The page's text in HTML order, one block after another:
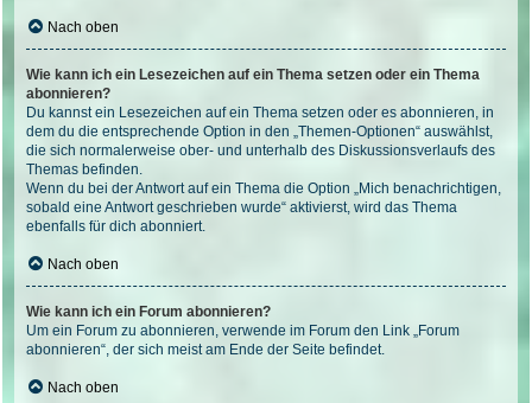
Nach oben
Wie kann ich ein Lesezeichen auf ein Thema setzen oder ein Thema
abonnieren?
Du kannst ein Lesezeichen auf ein Thema setzen oder es abonnieren, in
dem du die entsprechende Option in den „Themen-Optionen“ auswählst,
die sich normalerweise ober- und unterhalb des Diskussionsverlaufs des
Themas befinden.
Wenn du bei der Antwort auf ein Thema die Option „Mich benachrichtigen,
sobald eine Antwort geschrieben wurde“ aktivierst, wird das Thema
ebenfalls für dich abonniert.
Nach oben
Wie kann ich ein Forum abonnieren?
Um ein Forum zu abonnieren, verwende im Forum den Link „Forum
abonnieren“, der sich meist am Ende der Seite befindet.
Nach oben